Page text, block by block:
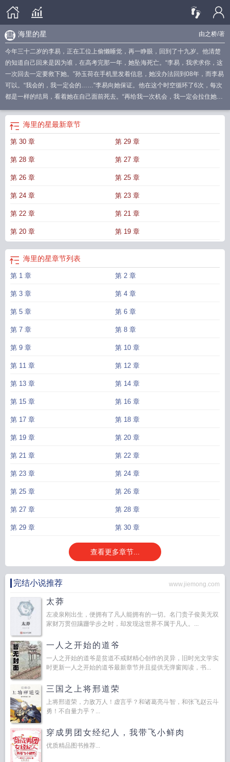
由之桥/著
海里的星
今年三十二岁的李易，正在工位上偷懒睡觉，再一睁眼，回到了十九岁。他清楚
的知道自己回来是因为谁，在高考完那一年，她坠海死亡。“李易，我求求你，这
一次回去一定要救下她。”孙玉荷在手机里发着信息，她没办法回到08年，而李易
可以。“我会的，我一定会的……”李易向她保证。他在这个时空循环了6次，每次
都是一样的结局，看着她在自己面前死去。“再给我一次机会，我一定会拉住她。”
也。“李易，我也有礼物要送你，你猜猜看是什么？”-无原型｜纯架空-错位时空救
赎【日更】
么画海里的星虫长什么样子 海里的星座是什么星座
译海里的星空 海里的星星儿歌歌词
的星星是什么颜色的
海里的星座
海里的星最新章节
第 30 章 第 29 章
第 28 章 第 27 章
第 26 章 第 25 章
第 24 章 第 23 章
第 22 章 第 21 章
第 20 章 第 19 章
海里的星章节列表
第 1 章 第 2 章
第 3 章 第 4 章
第 5 章 第 6 章
第 7 章 第 8 章
第 9 章 第 10 章
第 11 章 第 12 章
第 13 章 第 14 章
第 15 章 第 16 章
第 17 章 第 18 章
第 19 章 第 20 章
第 21 章 第 22 章
第 23 章 第 24 章
第 25 章 第 26 章
第 27 章 第 28 章
第 29 章 第 30 章
查看更多章节...
完结小说推荐 www.jiemong.com
太莽
左凌泉刚出生，便拥有了凡人能拥有的一切。名门贵子俊美无双
家财万贯但蹒跚学步之时，却发现这世界不属于凡人。...
一人之开始的道爷
一人之开始的道爷是贫道不戒财精心创作的灵异，旧时光文学实
时更新一人之开始的道爷最新章节并且提供无弹窗阅读，书...
三国之上将邢道荣
上将邢道荣，力敌万人！虚言乎？和诸葛亮斗智，和张飞赵云斗
勇！不自量力乎？...
穿成男团女经纪人，我带飞小鲜肉
优质精品图书推荐...